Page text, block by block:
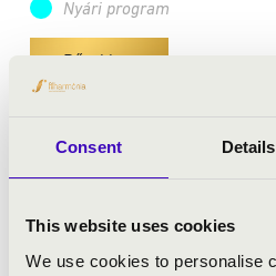
Consent Details
This website uses cookies
We use cookies to personalise
Nyári program
Bővebben